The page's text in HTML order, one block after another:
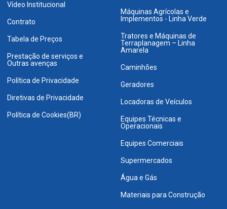
Vídeo Institucional
Contrato
Tabela de Preços
Prestação de serviços e
Outras avenças
Política de Privacidade
Diretivas de Privacidade
Política de Cookies(BR)
Máquinas Agrícolas e
Implementos - Linha Verde
Tratores e Máquinas de
Terraplanagem – Linha
Amarela
Caminhões
Geradores
Locadoras de Veículos
Equipes Técnicas e
Operacionais
Equipes Comerciais
Supermercados
Água e Gás
Materiais para Construção